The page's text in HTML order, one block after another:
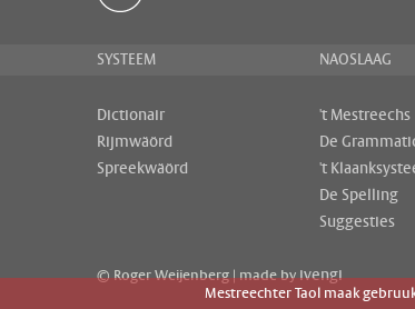
SYSTEEM
Dictionair
Rijmwäörd
Spreekwäörd
NAOSLAAG
't Mestreechs
De
't
De Spelling
Suggesties
© Roger Weijenberg | made byivengi
Mestreechter Taol maak